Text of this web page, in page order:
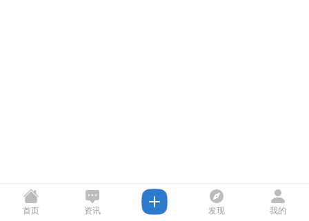
首页 资讯 发现 我的